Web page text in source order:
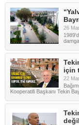
26
için
22
Kooperatifi Başkanı Tekin